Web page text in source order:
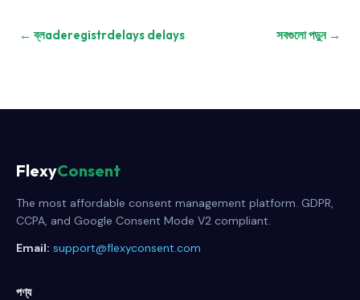
← ব্লaderegistrdelays delays সবগুলো পড়ুন →
FlexyConsent
The most affordable consent management platform. GDPR,
CCPA, and Google Consent Mode V2 compliant.
Email: support@flexyconsent.com
পণ্য